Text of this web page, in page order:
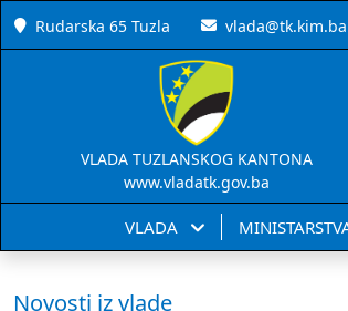
Rudarska 65 Tuzla vlada@tk.kim.ba
VLADA TUZLANSKOG KANTONA
www.vladatk.gov.ba
VLADA
Novosti iz vlade